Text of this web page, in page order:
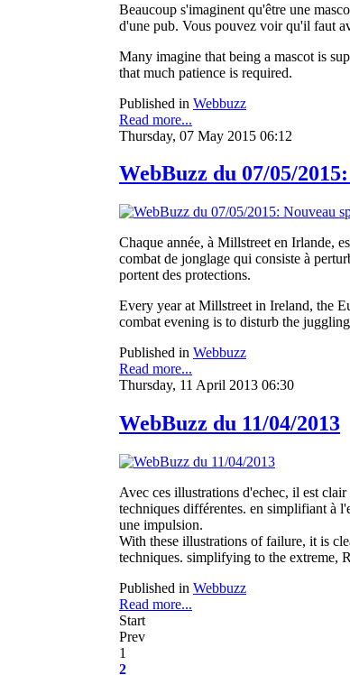
Beaucoup s'imaginent qu'être une
d'une pub. Vous pouvez voir qu'il faut
Many imagine that being a mascot is
that much patience is required.
Published in Webbuzz
Read more...
Thursday, 07 May 2015 06:12
WebBuzz du 07/05/
Chaque année, à Millstreet en Irlande,
combat de jonglage qui consiste à
portent des protections.
Every year at Millstreet in Ireland, the
combat evening is to disturb the
Published in Webbuzz
Read more...
Thursday, 11 April 2013 06:30
WebBuzz du 11/04/2013
Avec ces illustrations d'echec, il est
techniques différentes. en simplifiant à
une impulsion.
With these illustrations of failure, it is
techniques. simplifying to the extreme,
Published in Webbuzz
Read more...
Start
Prev
1
2